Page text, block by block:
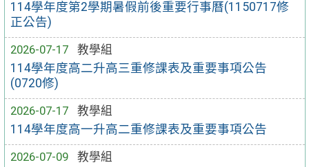
114學年度第2學期暑假前後重要行事曆(1150717修
正公告)
2026-07-17
教學組
114學年度高二升高三重修課表及重要事項公告
(0720修)
2026-07-17
教學組
114學年度高一升高二重修課表及重要事項公告
2026-07-09
教學組